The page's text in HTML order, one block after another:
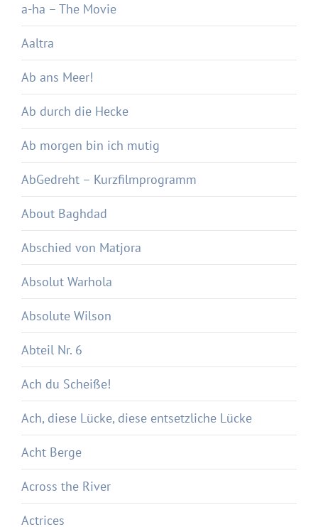
a-ha – The Movie
Aaltra
Ab ans Meer!
Ab durch die Hecke
Ab morgen bin ich mutig
AbGedreht – Kurzfilmprogramm
About Baghdad
Abschied von Matjora
Absolut Warhola
Absolute Wilson
Abteil Nr. 6
Ach du Scheiße!
Ach, diese Lücke, diese entsetzliche Lücke
Acht Berge
Across the River
Actrices